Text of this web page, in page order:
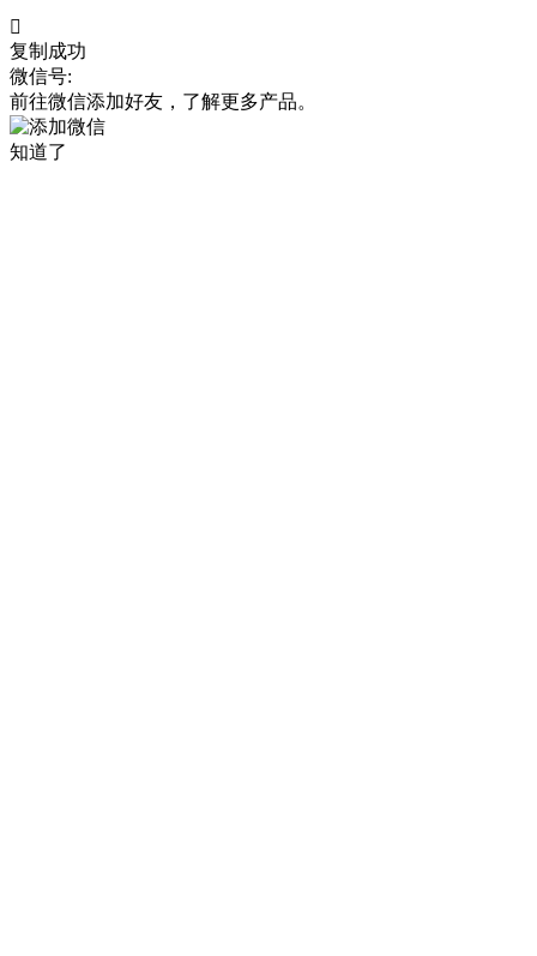

复制成功
微信号:
前往微信添加好友，了解更多产品。
知道了